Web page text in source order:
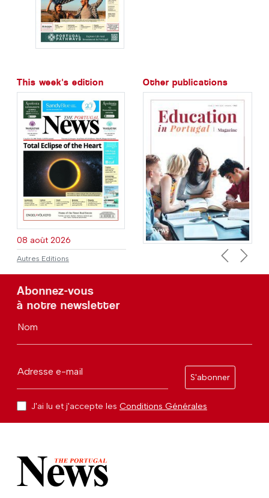
This week's edition
08 août 2026
Autres Editions
Other publications
Previous
Next
Abonnez-vous
à notre newsletter
Nom
Adresse e-mail
S'abonner
J'ai lu et j'accepte les Conditions Générales